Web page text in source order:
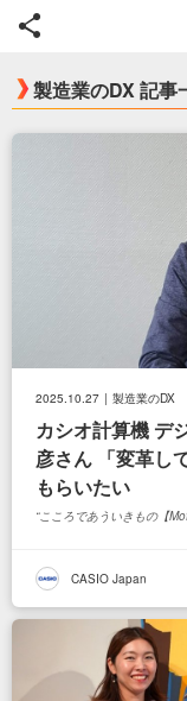
製造業のDX 記事
カシオ計算機 デ
彦さん 「変革し
もらいたい
こころであういきもの【
2025.10.27 製造業のDX
CASIO Japan